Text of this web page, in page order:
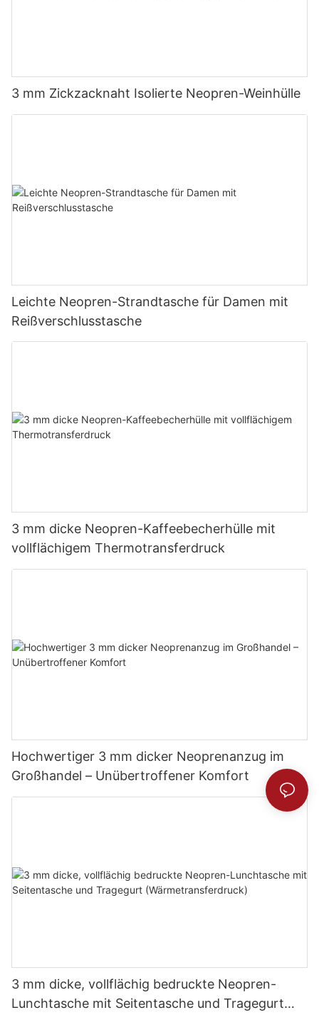
3 mm Zickzacknaht Isolierte Neopren-Weinhülle
Leichte Neopren-Strandtasche für Damen mit
Reißverschlusstasche
3 mm dicke Neopren-Kaffeebecherhülle mit
vollflächigem Thermotransferdruck
Hochwertiger 3 mm dicker Neoprenanzug im
Großhandel – Unübertroffener Komfort
3 mm dicke, vollflächig bedruckte Neopren-
Lunchtasche mit Seitentasche und Tragegurt